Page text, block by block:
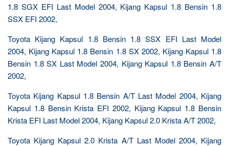
1.8 SGX EFI Last Model 2004, Kijang Kapsul 1.8 Bensin 1.8
SSX EFI 2002,
Toyota Kijang Kapsul 1.8 Bensin 1.8 SSX EFI Last Model
2004, Kijang Kapsul 1.8 Bensin 1.8 SX 2002, Kijang Kapsul 1.8
Bensin 1.8 SX Last Model 2004, Kijang Kapsul 1.8 Bensin A/T
2002,
Toyota Kijang Kapsul 1.8 Bensin A/T Last Model 2004, Kijang
Kapsul 1.8 Bensin Krista EFI 2002, Kijang Kapsul 1.8 Bensin
Krista EFI Last Model 2004, Kijang Kapsul 2.0 Krista A/T 2002,
Toyota Kijang Kapsul 2.0 Krista A/T Last Model 2004, Kijang